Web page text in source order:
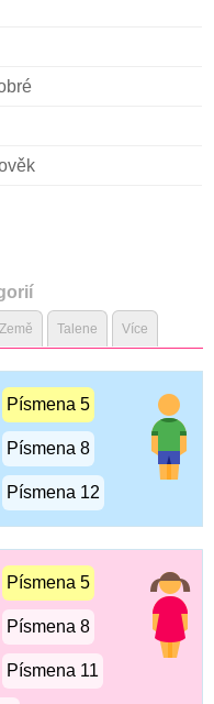
Země Talene Více
Písmena 5
Písmena 8
Písmena 12
Písmena 5
Písmena 8
Písmena 11